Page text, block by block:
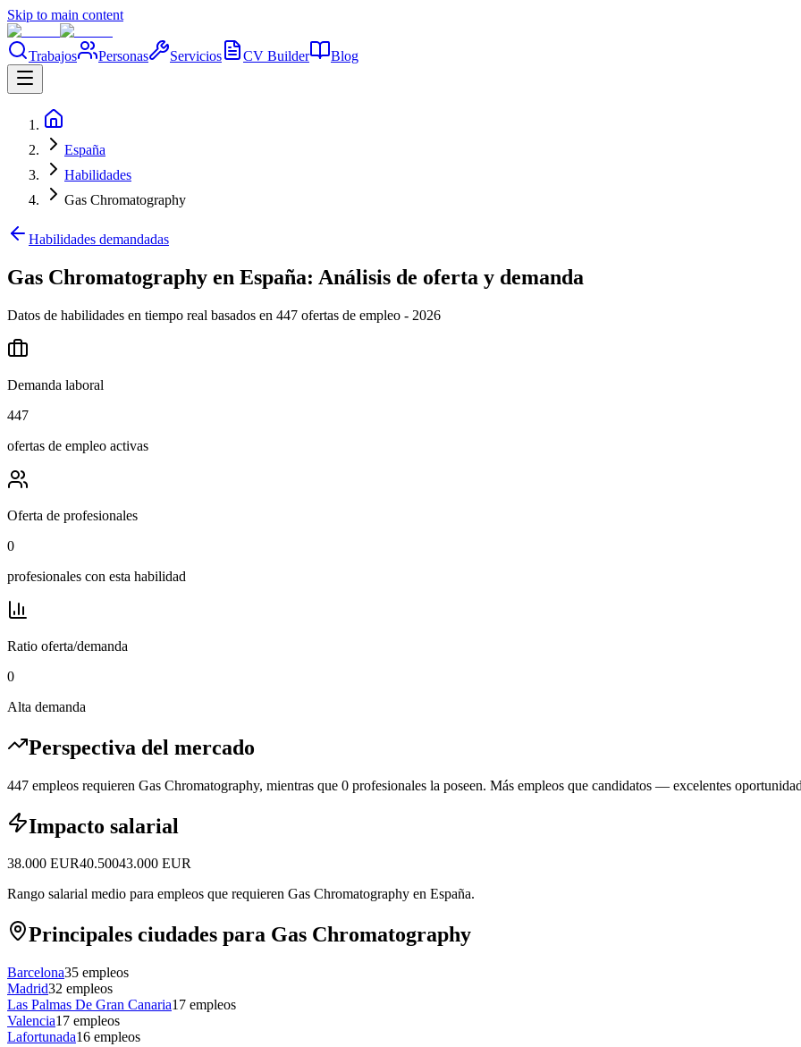
Skip to main content
Trabajos Personas Servicios CV Builder Blog
España
Habilidades
Gas Chromatography
Habilidades demandadas
Gas Chromatography en España: Análisis de oferta y demanda
Datos de habilidades en tiempo real basados en 447 ofertas de empleo - 2026
Demanda laboral
447
ofertas de empleo activas
Oferta de profesionales
0
profesionales con esta habilidad
Ratio oferta/demanda
0
Alta demanda
Perspectiva del mercado
447 empleos requieren Gas Chromatography, mientras que 0 profesionales la poseen. Más empleos que candidatos — excelentes
Impacto salarial
38.000 EUR40.50043.000 EUR
Rango salarial medio para empleos que requieren Gas Chromatography en España.
Principales ciudades para Gas Chromatography
Barcelona35 empleos
Madrid32 empleos
Las Palmas De Gran Canaria17 empleos
Valencia17 empleos
Lafortunada16 empleos